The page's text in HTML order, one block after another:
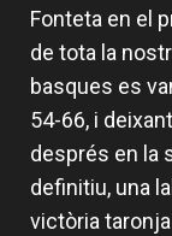
Fonteta en el
de tota la
basques es
54-66, i
després en la
definitiu, una
victòria